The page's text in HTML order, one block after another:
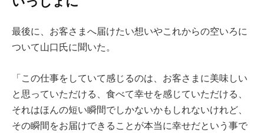
最後に、お客さまへ届けたい想いやこれからの空いろに
ついて山口氏に聞いた。
「この仕事をしていて感じるのは、お客さまに美味しい
と思っていただける、食べて幸せを感じていただける、
それはほんの短い瞬間でしかないかもしれないけれど、
その瞬間をお届けできることが本当に幸せだという事で